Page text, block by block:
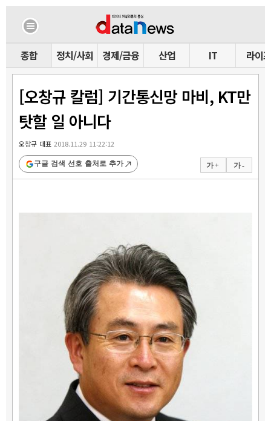
종합 정치/사회 경제/금융 산업 IT 라이프
[오창규 칼럼] 기간통신망 마비, KT만
탓할 일 아니다
오창규 대표 2018.11.29 11:22:12
가 + 가 -
구글 검색 선호 출처로 추가